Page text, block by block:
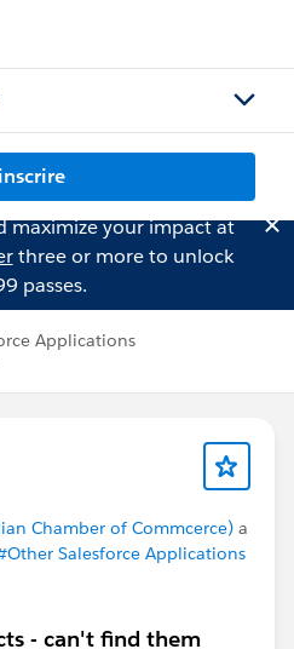
maximize your impact at
three or more to unlock
passes.
Applications
Chamber of Commcerce) a
Salesforce Applications
- can't find them